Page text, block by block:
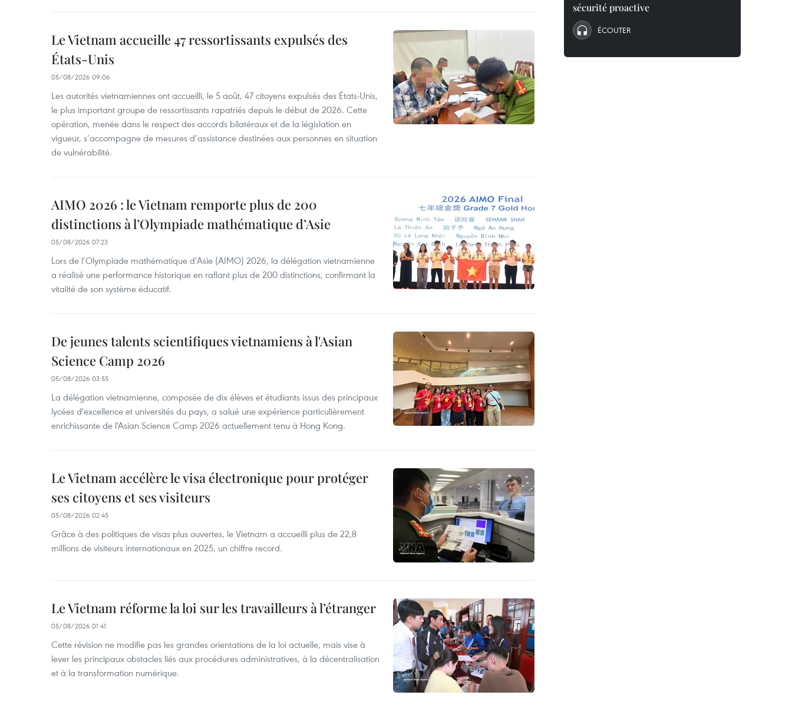
Le Vietnam accueille 47 ressortissants expulsés des
États-Unis
05/08/2026 09:06
Les autorités vietnamiennes ont accueilli, le 5 août, 47 citoyens expulsés des États-Unis,
le plus important groupe de ressortissants rapatriés depuis le début de 2026. Cette
opération, menée dans le respect des accords bilatéraux et de la législation en
vigueur, s’accompagne de mesures d’assistance destinées aux personnes en situation
de vulnérabilité.
AIMO 2026 : le Vietnam remporte plus de 200
distinctions à l’Olympiade mathématique d’Asie
05/08/2026 07:23
Lors de l’Olympiade mathématique d’Asie (AIMO) 2026, la délégation vietnamienne
a réalisé une performance historique en raflant plus de 200 distinctions, confirmant la
vitalité de son système éducatif.
De jeunes talents scientifiques vietnamiens à l'Asian
Science Camp 2026
05/08/2026 03:55
La délégation vietnamienne, composée de dix élèves et étudiants issus des principaux
lycées d'excellence et universités du pays, a salué une expérience particulièrement
enrichissante de l'Asian Science Camp 2026 actuellement tenu à Hong Kong.
Le Vietnam accélère le visa électronique pour protéger
ses citoyens et ses visiteurs
05/08/2026 02:45
Grâce à des politiques de visas plus ouvertes, le Vietnam a accueilli plus de 22,8
millions de visiteurs internationaux en 2025, un chiffre record.
Le Vietnam réforme la loi sur les travailleurs à l’étranger
05/08/2026 01:41
Cette révision ne modifie pas les grandes orientations de la loi actuelle, mais vise à
lever les principaux obstacles liés aux procédures administratives, à la décentralisation
et à la transformation numérique.
sécurité proactive
ÉCOUTER